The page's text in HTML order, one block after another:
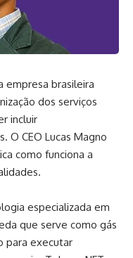
empresa brasileira
dos serviços
incluir
O CEO Lucas Magno
como funciona a
especializada em
que serve como gás
para executar